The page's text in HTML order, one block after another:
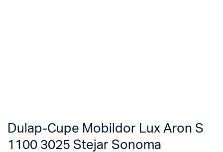
Dulap-Cupe Mobildor Lux Aron S
1100 3025 Stejar Sonoma